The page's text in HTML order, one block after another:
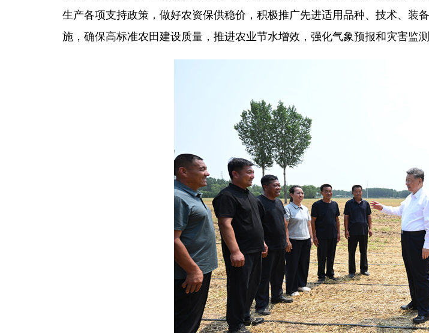
生产各项支持政策，做好农资保供稳价，积极推广先进适用品种、技术、装
施，确保高标准农田建设质量，推进农业节水增效，强化气象预报和灾害监